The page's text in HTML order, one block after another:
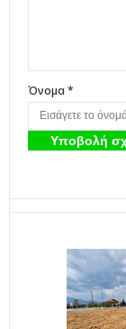
Όνομα *